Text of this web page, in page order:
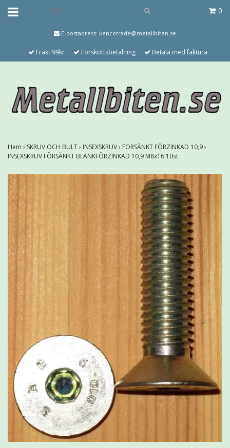
0
E-postadress: kencotrade@metallbiten.se
Frakt 99kr Förskottsbetalning Betala med faktura
Hem › SKRUV OCH BULT› INSEXSKRUV› FÖRSÄNKT FÖRZINKAD 10,9›
INSEXSKRUV FÖRSÄNKT BLANKFÖRZINKAD 10,9 M8x16 10st